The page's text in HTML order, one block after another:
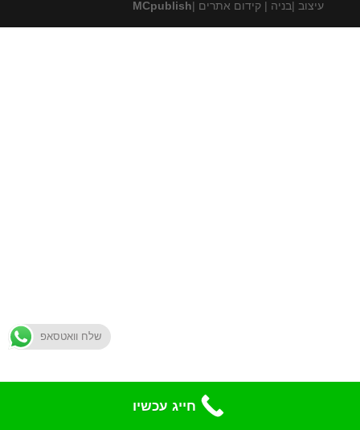
עיצוב |בניה | קידום אתרים |MCpublish
שלח וואטסאפ
חייג עכשיו